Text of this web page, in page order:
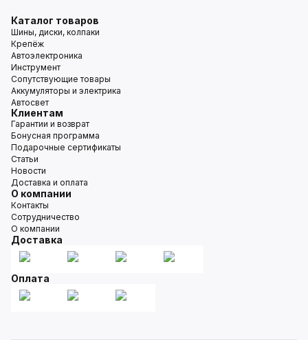
Каталог товаров
Шины, диски, колпаки
Крепёж
Автоэлектроника
Инструмент
Сопутствующие товары
Аккумуляторы и электрика
Автосвет
Клиентам
Гарантии и возврат
Бонусная программа
Подарочные сертификаты
Статьи
Новости
Доставка и оплата
О компании
Контакты
Сотрудничество
О компании
Доставка
Оплата